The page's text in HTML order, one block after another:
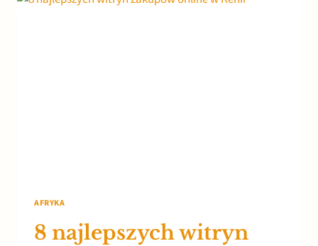
AFRYKA
8 najlepszych witryn